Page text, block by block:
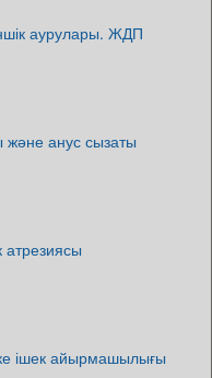
аурулары. ЖДП
және анус сызаты
атрезиясы
ішек айырмашылығы